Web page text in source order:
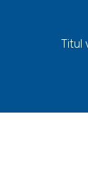
Titul